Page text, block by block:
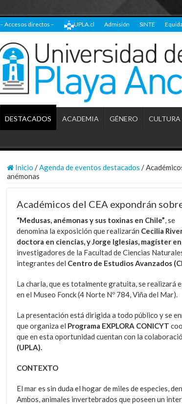
– Accesos directos – UPLA.cl Admisión SINTE
DESTACADOS ACADEMIA GÉNERO CULTURA
Inicio / Agenda de eventos destacados /
anémonas
Académicos del CEA expondrán
“Medusas, anémonas y sus toxinas en Chile” , se
denomina la exposición que realizarán Cecilia
doctora en ciencias, y Jorge Iglesias, magíster
investigadores de la Facultad de Ciencias
integrantes del Centro de Estudios Avanzados
La charla, que es totalmente gratuita, se realizará
en el Museo Fonck (4 Norte Nº 784, Viña del Mar).
La presentación está dirigida a todo público y se
que organiza el Programa EXPLORA CONICYT
que en esta oportunidad cuentan con la
(UPLA).
CONTEXTO
El mar es sin duda el hogar de miles de especies,
Ambos, animales invertebrados que poseen un